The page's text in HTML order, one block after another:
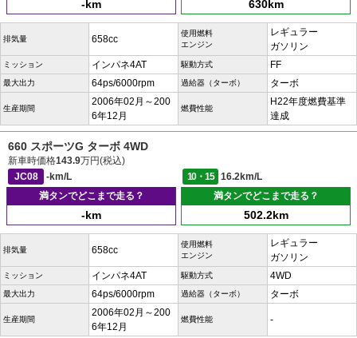
-km 630km
排気量 658cc
使用燃料
エンジン
レギュラー
ガソリン
ミッション インパネ4AT 駆動方式 FF
最大出力 64ps/6000rpm 過給器（ターボ） ターボ
生産期間
2006年02月～200
6年12月
燃費性能
H22年度燃費基準
達成
660 スポーツG ターボ 4WD
新車時価格143.9万円(税込)
JC08
-km/L 10・15
16.2km/L
満タンでどこまで走る？
-km
満タンでどこまで走る？
502.2km
排気量 658cc
使用燃料
エンジン
レギュラー
ガソリン
ミッション インパネ4AT 駆動方式 4WD
最大出力 64ps/6000rpm 過給器（ターボ） ターボ
生産期間
2006年02月～200
6年12月
燃費性能 -